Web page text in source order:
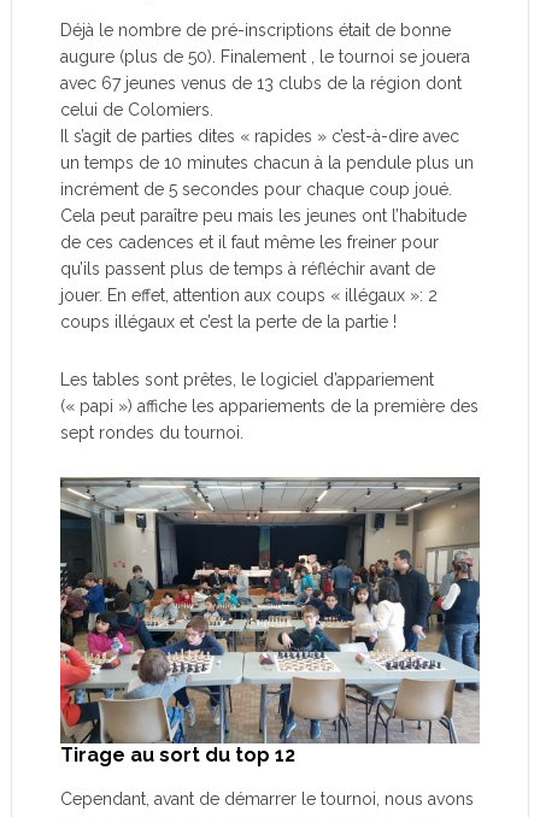
Déjà le nombre de pré-inscriptions était de bonne
augure (plus de 50). Finalement , le tournoi se jouera
avec 67 jeunes venus de 13 clubs de la région dont
celui de Colomiers.
Il s’agit de parties dites « rapides » c’est-à-dire avec
un temps de 10 minutes chacun à la pendule plus un
incrément de 5 secondes pour chaque coup joué.
Cela peut paraître peu mais les jeunes ont l’habitude
de ces cadences et il faut même les freiner pour
qu’ils passent plus de temps à réfléchir avant de
jouer. En effet, attention aux coups « illégaux »: 2
coups illégaux et c’est la perte de la partie !
Les tables sont prêtes, le logiciel d’appariement
(« papi ») affiche les appariements de la première des
sept rondes du tournoi.
Tirage au sort du top 12
Cependant, avant de démarrer le tournoi, nous avons